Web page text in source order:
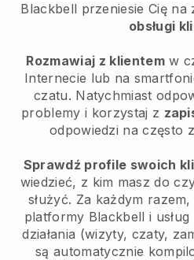
Blackbell przeniesie Cię na
obsługi
Rozmawiaj z klientemw
Internecie lub na
czatu. Natychmiast
problemy i korzystaj z
odpowiedzi na często
Sprawdź profile swoich
wiedzieć, z kim masz do
służyć. Za każdym
platformy Blackbell i
działania (wizyty, czaty,
są automatycznie